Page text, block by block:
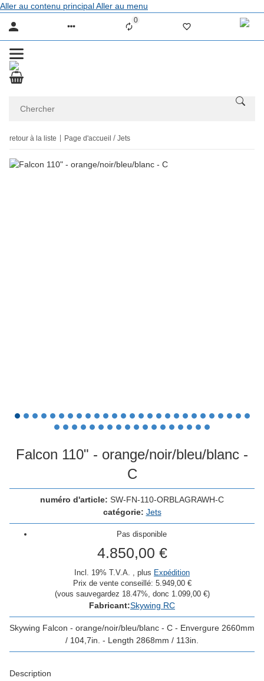
Aller au contenu principalAller au menu
0Liste ist leer
retour à la liste Page d'accueil Jets
Falcon 110" - orange/noir/bleu/blanc -
C
numéro d'article: SW-FN-110-ORBLAGRAWH-C
catégorie: Jets
Pas disponible
4.850,00 €
Incl. 19% T.V.A. , plus Expédition
Prix de vente conseillé: 5.949,00 €
(vous sauvegardez 18.47%, donc 1.099,00 €)
Fabricant:Skywing RC
Skywing Falcon - orange/noir/bleu/blanc - C - Envergure 2660mm
/ 104,7in. - Length 2868mm / 113in.
Description